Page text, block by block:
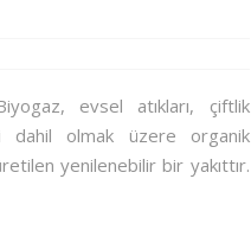
evsel atıkları, çiftlik
dahil olmak üzere organik
yenilenebilir bir yakıttır.